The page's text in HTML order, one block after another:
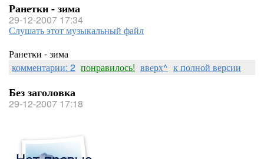
Ранетки - зима
29-12-2007 17:34
Слушать этот музыкальный файл
Ранетки - зима
комментарии: 2 понравилось! вверх^ к полной версии
Без заголовка
29-12-2007 17:18